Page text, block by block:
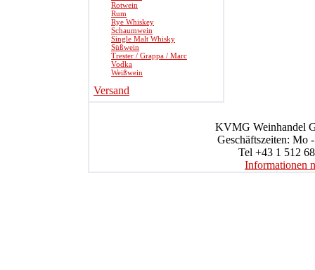
Rotwein
Rum
Rye Whiskey
Schaumwein
Single Malt Whisky
Süßwein
Trester / Grappa / Marc
Vodka
Weißwein
Versand
KVMG Weinhandel
Geschäftszeiten: Mo
Tel +43 1 512
Informationen